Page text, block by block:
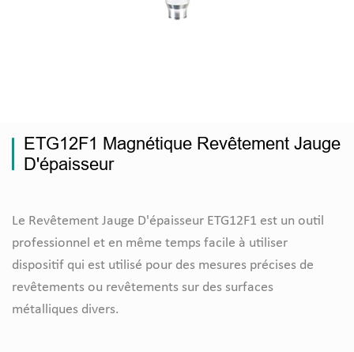
ETG12F1 Magnétique Revêtement Jauge
D'épaisseur
Le Revêtement Jauge D'épaisseur ETG12F1 est un outil
professionnel et en même temps facile à utiliser
dispositif qui est utilisé pour des mesures précises de
revêtements ou revêtements sur des surfaces
métalliques divers.